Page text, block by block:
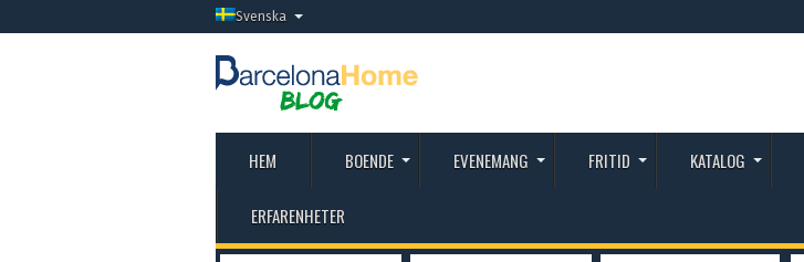
Svenska
HEM BOENDE EVENEMANG FRITID KATALOG
ERFARENHETER